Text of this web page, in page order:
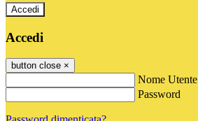
Accedi
Accedi
button close ×
Nome Utente
Password